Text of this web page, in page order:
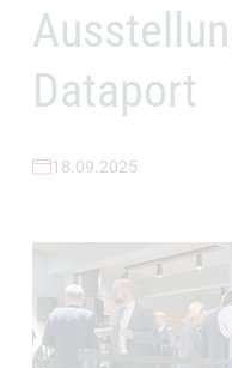
Dataport
18.09.2025